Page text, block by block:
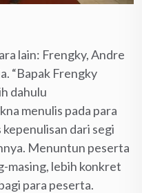
lain: Frengky, Andre
“Bapak Frengky
dahulu
menulis pada para
dari segi
Menuntun peserta
masing, lebih konkret
para peserta.